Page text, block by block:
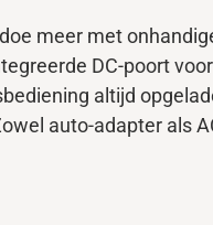
meer met
DC-poort
altijd
auto-adapter als